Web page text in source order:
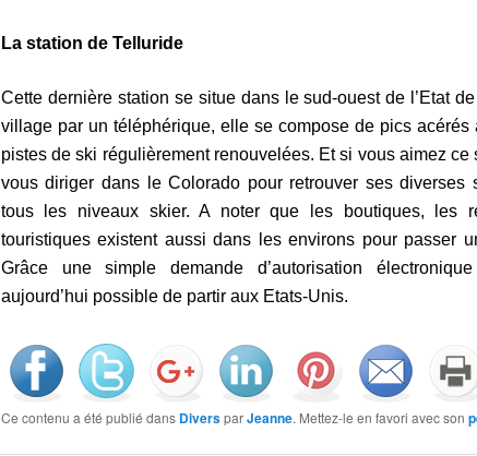
La station de Telluride
Cette dernière station se situe dans le sud-ouest de l’Etat
village par un téléphérique, elle se compose de pics acérés
pistes de ski régulièrement renouvelées. Et si vous aimez ce
vous diriger dans le Colorado pour retrouver ses diverses
tous les niveaux skier. A noter que les boutiques, les
touristiques existent aussi dans les environs pour passer
Grâce une simple demande d’autorisation
aujourd’hui possible de partir aux Etats-Unis.
Ce contenu a été publié dans DiversparJeanne. Mettez-le en favori avec son